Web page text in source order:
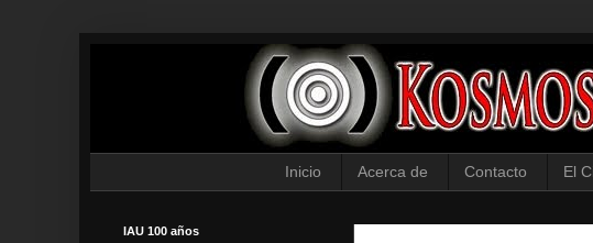
Inicio Acerca de Contacto El
IAU 100 años